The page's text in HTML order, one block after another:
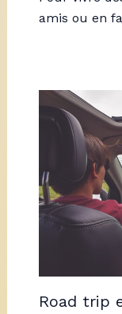
amis ou en
Road trip